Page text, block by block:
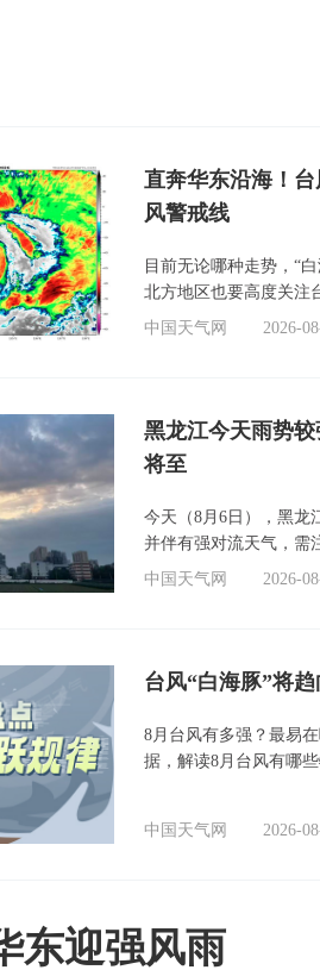
直奔华东沿海！
风警戒线
目前无论哪种走势，“
北方地区也要高度关注
中国天气网
2026-
黑龙江今天雨势
将至
今天（8月6日），黑龙
并伴有强对流天气，需
中国天气网
2026-
台风“白海豚”将
8月台风有多强？最易
据，解读8月台风有哪
中国天气网 2026-
东迎强风雨